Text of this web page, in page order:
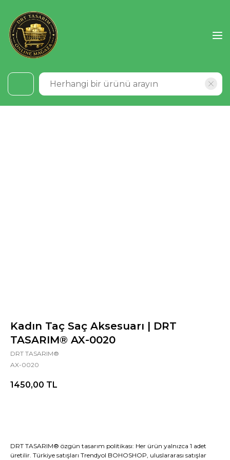
Kadın Taç Saç Aksesuarı | DRT
TASARIM® AX-0020
DRT TASARIM®
AX-0020
1450,00 TL
DRT TASARIM® özgün tasarım politikası: Her ürün yalnızca 1 adet
üretilir. Türkiye satışları Trendyol BOHOSHOP, uluslararası satışlar